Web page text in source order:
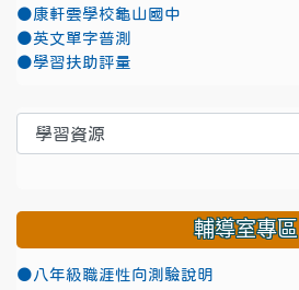
●康軒雲學校龜山國中
●英文單字普測
●學習扶助評量
輔導室專區
●八年級職涯性向測驗說明